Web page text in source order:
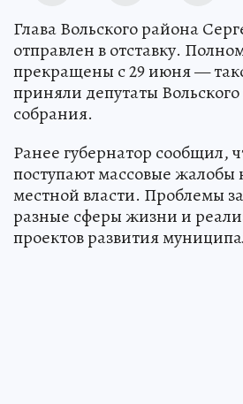
Глава Вольского района
отправлен в отставку.
прекращены с 29 июня —
приняли депутаты
собрания.
Ранее губернатор сообщил,
поступают массовые жалобы
местной власти. Проблемы
разные сферы жизни и
проектов развития